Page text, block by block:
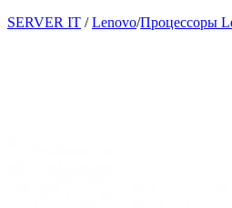
SERVER IT / Lenovo/Процессоры